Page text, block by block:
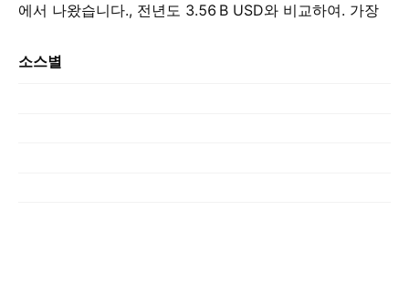
에서 나왔습니다., 전년도 ‪3.56 B‬ USD와 비교하여. 가장
USD를 차지했습니다., 전년도 ‪3.46 B‬ USD와.
소스별